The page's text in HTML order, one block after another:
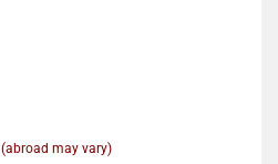
(abroad may vary)